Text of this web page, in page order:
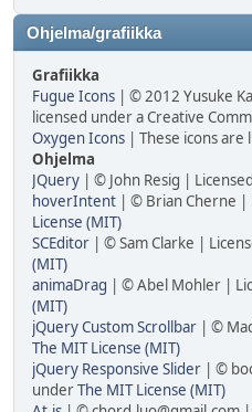
Ohjelma/grafiikka
Grafiikka
Fugue Icons | © 2012 Yusuke
licensed under a Creative
Oxygen Icons | These icons are
Ohjelma
JQuery | © John Resig |
hoverIntent | © Brian Cherne |
License (MIT)
SCEditor | © Sam Clarke |
(MIT)
animaDrag | © Abel Mohler |
(MIT)
jQuery Custom Scrollbar | ©
The MIT License (MIT)
jQuery Responsive Slider | ©
underThe MIT License (MIT)